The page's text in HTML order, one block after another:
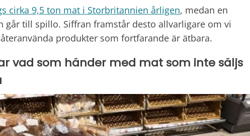
cirka 9,5 ton mat i Storbritannien årligen, medan en
går till spillo. Siffran framstår desto allvarligare om vi
produkter som fortfarande är ätbara.
vad som händer med mat som inte säljs